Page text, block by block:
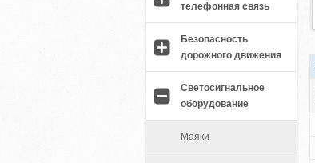
телефонная связь
Безопасность
дорожного движения
Светосигнальное
оборудование
Маяки